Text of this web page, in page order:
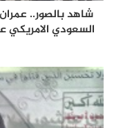
شاهد بالصور..
السعودي